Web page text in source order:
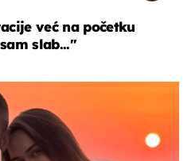
već na početku
slab..."